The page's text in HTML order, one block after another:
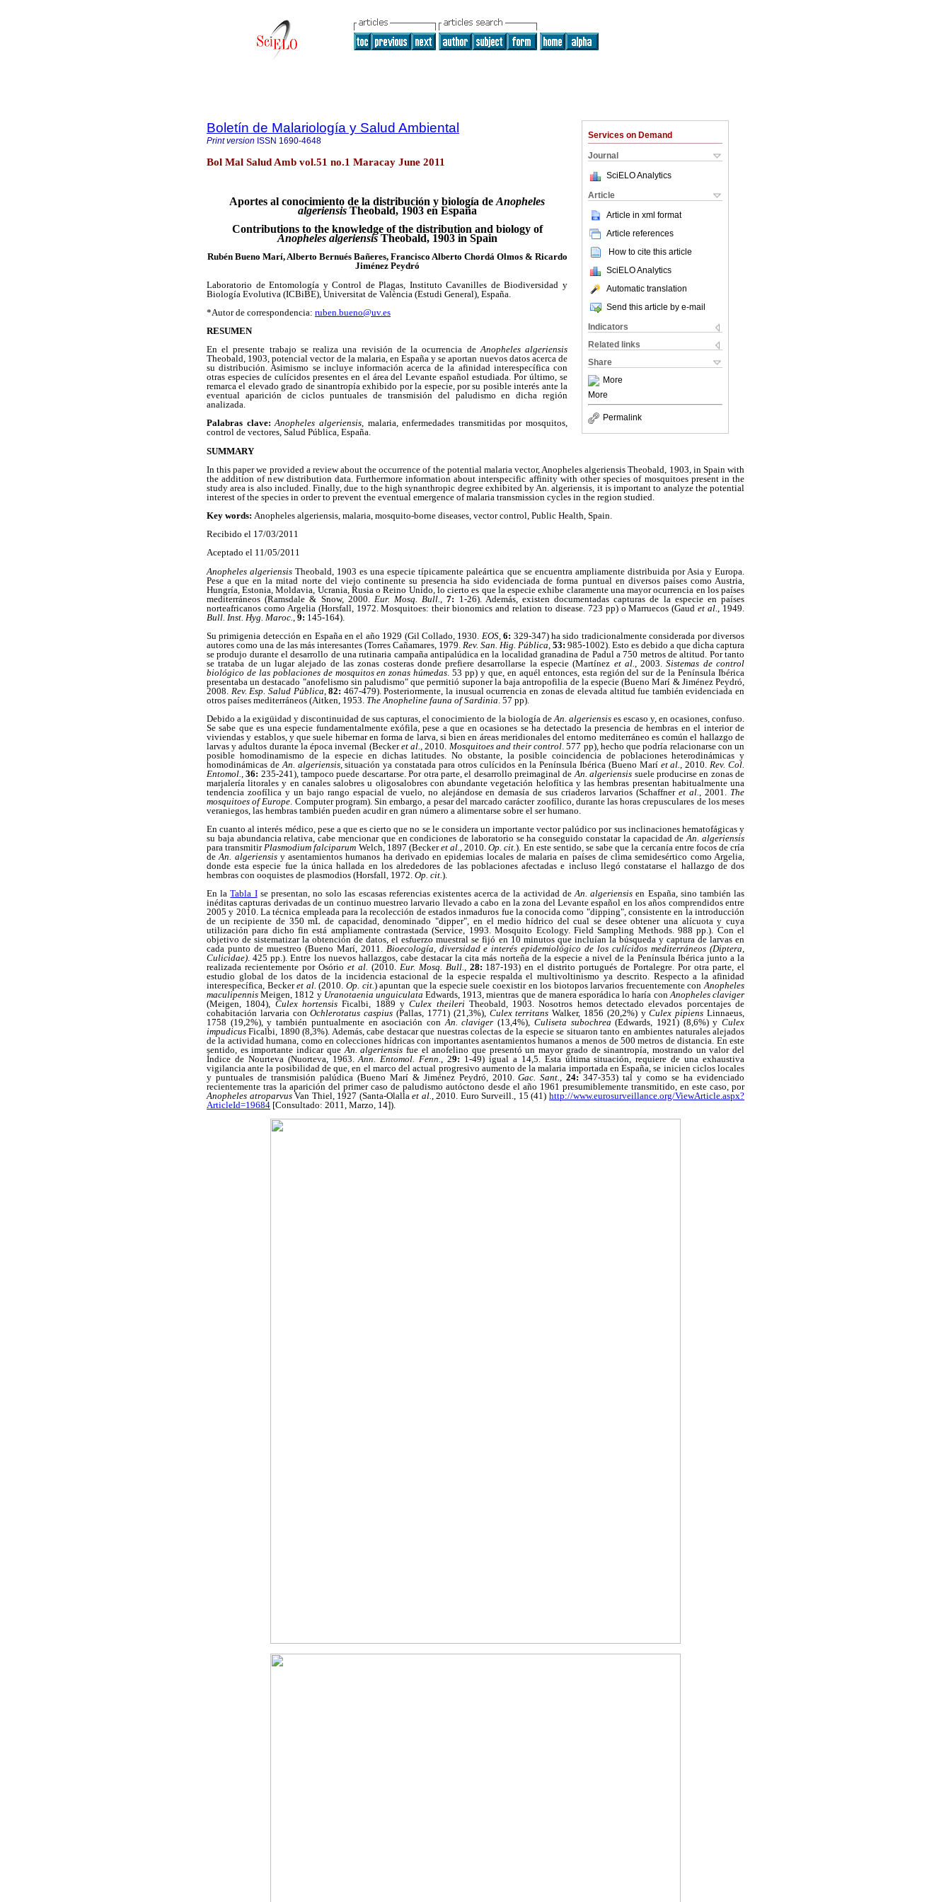
Services on Demand
Journal
SciELO Analytics
Article
Article in xml format
Article references
How to cite this article
SciELO Analytics
Automatic translation
Send this article by e-mail
Indicators
Related links
Share
More
More
Permalink
Boletín de Malariología y Salud Ambiental
Print version ISSN 1690-4648
Bol Mal Salud Amb vol.51 no.1 Maracay June 2011
Aportes al conocimiento de la distribución y biología de Anopheles
algeriensis Theobald, 1903 en España
Contributions to the knowledge of the distribution and biology of
Anopheles algeriensisTheobald, 1903 in Spain
Rubén Bueno Marí, Alberto Bernués Bañeres, Francisco Alberto Chordá Olmos & Ricardo
Jiménez Peydró
Laboratorio de Entomología y Control de Plagas, Instituto Cavanilles de Biodiversidad y
Biología Evolutiva (ICBiBE), Universitat de València (Estudi General), España.
*Autor de correspondencia: ruben.bueno@uv.es
RESUMEN
En el presente trabajo se realiza una revisión de la ocurrencia deAnopheles algeriensis
Theobald, 1903, potencial vector de la malaria, en España y se aportan nuevos datos acerca de
su distribución. Asimismo se incluye información acerca de la afinidad interespecífica con
otras especies de culícidos presentes en el área del Levante español estudiada. Por último, se
remarca el elevado grado de sinantropía exhibido por la especie, por su posible interés ante la
eventual aparición de ciclos puntuales de transmisión del paludismo en dicha región
analizada.
Palabras clave:Anopheles algeriensis, malaria, enfermedades transmitidas por mosquitos,
control de vectores, Salud Pública, España.
SUMMARY
In this paper we provided a review about the occurrence of the potential malaria vector, Anopheles algeriensis Theobald, 1903, in Spain with
the addition of new distribution data. Furthermore information about interspecific affinity with other species of mosquitoes present in the
study area is also included. Finally, due to the high synanthropic degree exhibited by An. algeriensis, it is important to analyze the potential
interest of the species in order to prevent the eventual emergence of malaria transmission cycles in the region studied.
Key words: Anopheles algeriensis, malaria, mosquito-borne diseases, vector control, Public Health, Spain.
Recibido el 17/03/2011
Aceptado el 11/05/2011
Anopheles algeriensisTheobald, 1903 es una especie típicamente paleártica que se encuentra ampliamente distribuida por Asia y Europa.
Pese a que en la mitad norte del viejo continente su presencia ha sido evidenciada de forma puntual en diversos países como Austria,
Hungría, Estonia, Moldavia, Ucrania, Rusia o Reino Unido, lo cierto es que la especie exhibe claramente una mayor ocurrencia en los países
mediterráneos (Ramsdale & Snow, 2000. Eur. Mosq. Bull. ,7: 1-26). Además, existen documentadas capturas de la especie en países
norteafricanos como Argelia (Horsfall, 1972. Mosquitoes: their bionomics and relation to disease. 723 pp) o Marruecos (Gaudet al. , 1949.
Bull. Inst. Hyg. Maroc. 9: 145-164).
Su primigenia detección en España en el año 1929 (Gil Collado, 1930. EOS,6: 329-347) ha sido tradicionalmente considerada por diversos
autores como una de las más interesantes (Torres Cañamares, 1979. Rev. San. Hig. Pública 53: 985-1002). Esto es debido a que dicha captura
se produjo durante el desarrollo de una rutinaria campaña antipalúdica en la localidad granadina de Padul a 750 metros de altitud. Por tanto
se trataba de un lugar alejado de las zonas costeras donde prefiere desarrollarse la especie (Martínez et al. , 2003.Sistemas de control
biológico de las poblaciones de mosquitos en zonas húmedas . 53 pp) y que, en aquél entonces, esta región del sur de la Península Ibérica
presentaba un destacado "anofelismo sin paludismo" que permitió suponer la baja antropofilia de la especie (Bueno Marí & Jiménez Peydró,
2008. Rev. Esp. Salud Pública ,82: 467-479). Posteriormente, la inusual ocurrencia en zonas de elevada altitud fue también evidenciada en
otros países mediterráneos (Aitken, 1953. The Anopheline fauna of Sardinia . 57 pp).
Debido a la exigüidad y discontinuidad de sus capturas, el conocimiento de la biología de An. algeriensis es escaso y, en ocasiones, confuso.
Se sabe que es una especie fundamentalmente exófila, pese a que en ocasiones se ha detectado la presencia de hembras en el interior de
viviendas y establos, y que suele hibernar en forma de larva, si bien en áreas meridionales del entorno mediterráneo es común el hallazgo de
larvas y adultos durante la época invernal (Beckeret al. , 2010. Mosquitoes and their control . 577 pp), hecho que podría relacionarse con un
posible homodinamismo de la especie en dichas latitudes. No obstante, la posible coincidencia de poblaciones heterodinámicas y
homodinámicas de An. algeriensis, situación ya constatada para otros culícidos en la Península Ibérica (Bueno Marí et al. , 2010. Rev. Col.
Entomol. ,36: 235-241), tampoco puede descartarse. Por otra parte, el desarrollo preimaginal de An. algeriensis suele producirse en zonas de
marjalería litorales y en canales salobres u oligosalobres con abundante vegetación helofítica y las hembras presentan habitualmente una
tendencia zoofílica y un bajo rango espacial de vuelo, no alejándose en demasía de sus criaderos larvarios (Schaffneret al. , 2001. The
mosquitoes of Europe . Computer program). Sin embargo, a pesar del marcado carácter zoofílico, durante las horas crepusculares de los meses
veraniegos, las hembras también pueden acudir en gran número a alimentarse sobre el ser humano.
En cuanto al interés médico, pese a que es cierto que no se le considera un importante vector palúdico por sus inclinaciones hematofágicas y
su baja abundancia relativa, cabe mencionar que en condiciones de laboratorio se ha conseguido constatar la capacidad deAn. algeriensis
para transmitirPlasmodium falciparum Welch, 1897 (Beckeret al., 2010.Op. cit.). En este sentido, se sabe que la cercanía entre focos de cría
deAn. algeriensis y asentamientos humanos ha derivado en epidemias locales de malaria en países de clima semidesértico como Argelia,
donde esta especie fue la única hallada en los alrededores de las poblaciones afectadas e incluso llegó constatarse el hallazgo de dos
hembras con ooquistes de plasmodios (Horsfall, 1972. Op. cit.).
En laTabla Ise presentan, no solo las escasas referencias existentes acerca de la actividad deAn. algeriensisen España, sino también las
inéditas capturas derivadas de un continuo muestreo larvario llevado a cabo en la zona del Levante español en los años comprendidos entre
2005 y 2010. La técnica empleada para la recolección de estados inmaduros fue la conocida como "dipping", consistente en la introducción
de un recipiente de 350 mL de capacidad, denominado "dipper", en el medio hídrico del cual se desee obtener una alícuota y cuya
utilización para dicho fin está ampliamente contrastada (Service, 1993. Mosquito Ecology. Field Sampling Methods. 988 pp.). Con el
objetivo de sistematizar la obtención de datos, el esfuerzo muestral se fijó en 10 minutos que incluían la búsqueda y captura de larvas en
cada punto de muestreo (Bueno Marí, 2011. Bioecología, diversidad e interés epidemiológico de los culícidos mediterráneos (Diptera,
Culicidae). 425 pp.). Entre los nuevos hallazgos, cabe destacar la cita más norteña de la especie a nivel de la Península Ibérica junto a la
realizada recientemente por Osório et al. (2010. Eur. Mosq. Bull., 28: 187-193) en el distrito portugués de Portalegre. Por otra parte, el
estudio global de los datos de la incidencia estacional de la especie respalda el multivoltinismo ya descrito. Respecto a la afinidad
interespecífica, Beckeret al.(2010. Op. cit.) apuntan que la especie suele coexistir en los biotopos larvarios frecuentemente conAnopheles
maculipennisMeigen, 1812 y Uranotaenia unguiculataEdwards, 1913, mientras que de manera esporádica lo haría conAnopheles claviger
(Meigen, 1804), Culex hortensisFicalbi, 1889 yCulex theileri Theobald, 1903. Nosotros hemos detectado elevados porcentajes de
cohabitación larvaria conOchlerotatus caspius(Pallas, 1771) (21,3%), Culex territansWalker, 1856 (20,2%) yCulex pipiens Linnaeus,
1758 (19,2%), y también puntualmente en asociación conAn. claviger(13,4%), Culiseta subochrea(Edwards, 1921) (8,6%) yCulex
impudicusFicalbi, 1890 (8,3%). Además, cabe destacar que nuestras colectas de la especie se situaron tanto en ambientes naturales alejados
de la actividad humana, como en colecciones hídricas con importantes asentamientos humanos a menos de 500 metros de distancia. En este
sentido, es importante indicar queAn. algeriensis fue el anofelino que presentó un mayor grado de sinantropía, mostrando un valor del
Índice de Nourteva (Nuorteva, 1963.Ann. Entomol. Fenn., 29: 1-49) igual a 14,5. Esta última situación, requiere de una exhaustiva
vigilancia ante la posibilidad de que, en el marco del actual progresivo aumento de la malaria importada en España, se inicien ciclos locales
y puntuales de transmisión palúdica (Bueno Marí & Jiménez Peydró, 2010.Gac. Sant.,24:347-353) tal y como se ha evidenciado
recientemente tras la aparición del primer caso de paludismo autóctono desde el año 1961 presumiblemente transmitido, en este caso, por
Anopheles atroparvusVan Thiel, 1927 (Santa-Olallaet al., 2010. Euro Surveill., 15 (41)http://www.eurosurveillance.org/ViewArticle.aspx?
ArticleId=19684 [Consultado: 2011, Marzo, 14]).